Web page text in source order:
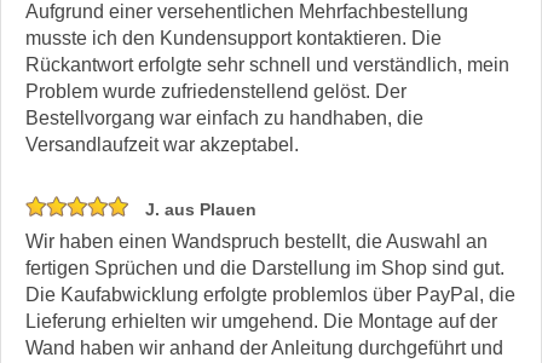
Aufgrund einer versehentlichen Mehrfachbestellung
musste ich den Kundensupport kontaktieren. Die
Rückantwort erfolgte sehr schnell und verständlich, mein
Problem wurde zufriedenstellend gelöst. Der
Bestellvorgang war einfach zu handhaben, die
Versandlaufzeit war akzeptabel.
J. aus Plauen
Wir haben einen Wandspruch bestellt, die Auswahl an
fertigen Sprüchen und die Darstellung im Shop sind gut.
Die Kaufabwicklung erfolgte problemlos über PayPal, die
Lieferung erhielten wir umgehend. Die Montage auf der
Wand haben wir anhand der Anleitung durchgeführt und